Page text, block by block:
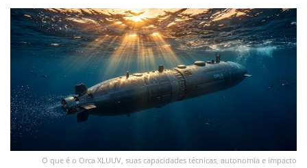
O que é o Orca XLUUV, suas capacidades técnicas, autonomia e impacto